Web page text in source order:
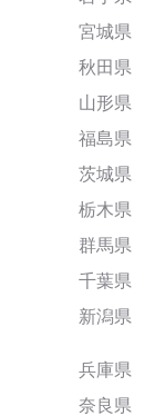
宮城県
秋田県
山形県
福島県
茨城県
栃木県
群馬県
千葉県
新潟県
兵庫県
奈良県